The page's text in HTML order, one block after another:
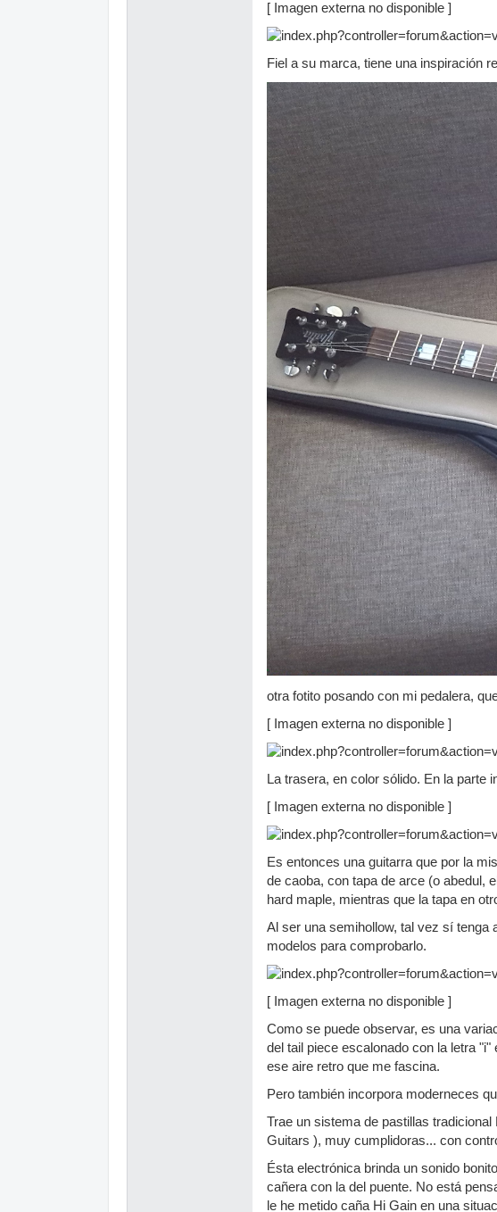
[ Imagen externa no disponible ]
Fiel a su marca, tiene una inspiración
otra fotito posando con mi pedalera,
[ Imagen externa no disponible ]
La trasera, en color sólido. En la parte
[ Imagen externa no disponible ]
Es entonces una guitarra que por la
de caoba, con tapa de arce (o abedul,
hard maple, mientras que la tapa en
Al ser una semihollow, tal vez sí tenga
modelos para comprobarlo.
[ Imagen externa no disponible ]
Como se puede observar, es una
del tail piece escalonado con la letra
ese aire retro que me fascina.
Pero también incorpora moderneces
Trae un sistema de pastillas
Guitars ), muy cumplidoras... con
Ésta electrónica brinda un sonido
cañera con la del puente. No está
le he metido caña Hi Gain en una